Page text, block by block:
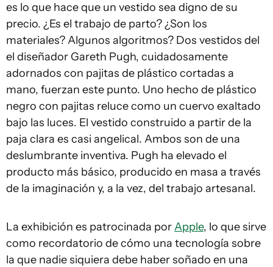
es lo que hace que un vestido sea digno de su
precio. ¿Es el trabajo de parto? ¿Son los
materiales? Algunos algoritmos? Dos vestidos del
el diseñador Gareth Pugh, cuidadosamente
adornados con pajitas de plástico cortadas a
mano, fuerzan este punto. Uno hecho de plástico
negro con pajitas reluce como un cuervo exaltado
bajo las luces. El vestido construido a partir de la
paja clara es casi angelical. Ambos son de una
deslumbrante inventiva. Pugh ha elevado el
producto más básico, producido en masa a través
de la imaginación y, a la vez, del trabajo artesanal.
La exhibición es patrocinada porApple, lo que sirve
como recordatorio de cómo una tecnología sobre
la que nadie siquiera debe haber soñado en una